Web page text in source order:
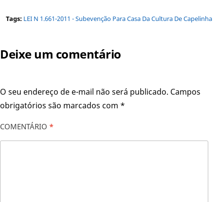
Tags: LEI N 1.661-2011 - Subevenção Para Casa Da Cultura De Capelinha
Deixe um comentário
O seu endereço de e-mail não será publicado. Campos
obrigatórios são marcados com *
COMENTÁRIO *